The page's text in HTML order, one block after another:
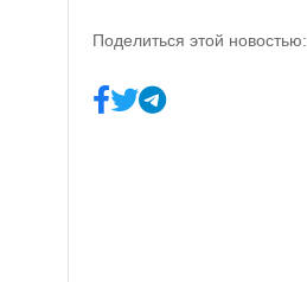
Поделиться этой новостью: